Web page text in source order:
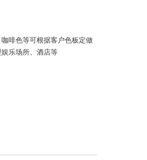
啡色等可根据客户色板定做
乐场所、酒店等